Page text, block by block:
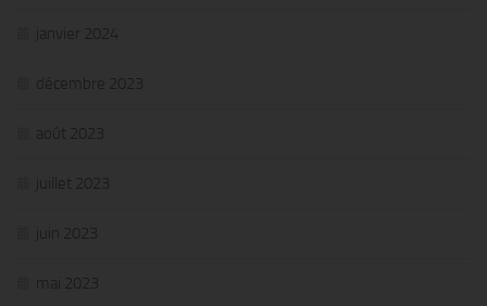
janvier 2024
décembre 2023
août 2023
juillet 2023
juin 2023
mai 2023